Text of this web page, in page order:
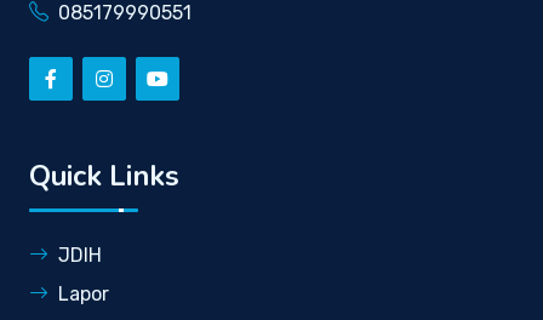
085179990551
Quick Links
JDIH
Lapor